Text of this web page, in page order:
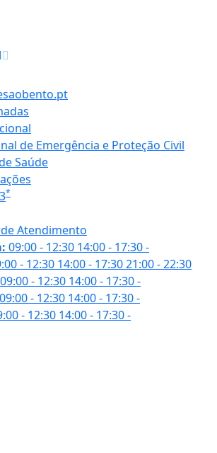
de Emergência e Proteção Civil
Saúde
*
Atendimento
09:00 - 12:30 14:00 - 17:30-
- 12:30 14:00 - 17:3021:00 - 22:30
09:00 - 12:30 14:00 - 17:30-
09:00 - 12:30 14:00 - 17:30-
- 12:30 14:00 - 17:30-